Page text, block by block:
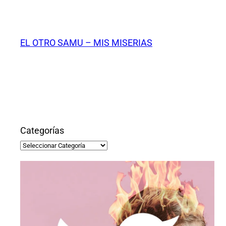
contenido
EL OTRO SAMU – MIS MISERIAS
Categorías